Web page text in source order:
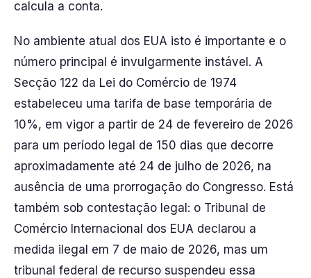
calcula a conta.
No ambiente atual dos EUA isto é importante e o
número principal é invulgarmente instável. A
Secção 122 da Lei do Comércio de 1974
estabeleceu uma tarifa de base temporária de
10%, em vigor a partir de 24 de fevereiro de 2026
para um período legal de 150 dias que decorre
aproximadamente até 24 de julho de 2026, na
ausência de uma prorrogação do Congresso. Está
também sob contestação legal: o Tribunal de
Comércio Internacional dos EUA declarou a
medida ilegal em 7 de maio de 2026, mas um
tribunal federal de recurso suspendeu essa